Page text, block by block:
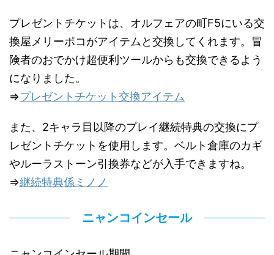
プレゼントチケットは、オルフェアの町F5にいる交
換屋メリーポコがアイテムと交換してくれます。冒
険者のおでかけ超便利ツールからも交換できるよう
になりました。
⇒プレゼントチケット交換アイテム
また、2キャラ目以降のプレイ継続特典の交換にプ
レゼントチケットを使用します。ベルト倉庫のカギ
やルーラストーン引換券などが入手できますね。
⇒継続特典係ミノノ
ニャンコインセール